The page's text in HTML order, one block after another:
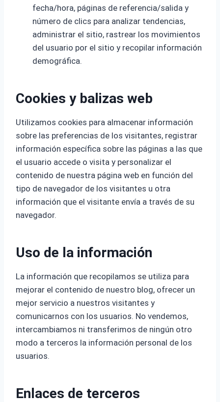
fecha/hora, páginas de referencia/salida y
número de clics para analizar tendencias,
administrar el sitio, rastrear los movimientos
del usuario por el sitio y recopilar información
demográfica.
Cookies y balizas web
Utilizamos cookies para almacenar información
sobre las preferencias de los visitantes, registrar
información específica sobre las páginas a las que
el usuario accede o visita y personalizar el
contenido de nuestra página web en función del
tipo de navegador de los visitantes u otra
información que el visitante envía a través de su
navegador.
Uso de la información
La información que recopilamos se utiliza para
mejorar el contenido de nuestro blog, ofrecer un
mejor servicio a nuestros visitantes y
comunicarnos con los usuarios. No vendemos,
intercambiamos ni transferimos de ningún otro
modo a terceros la información personal de los
usuarios.
Enlaces de terceros